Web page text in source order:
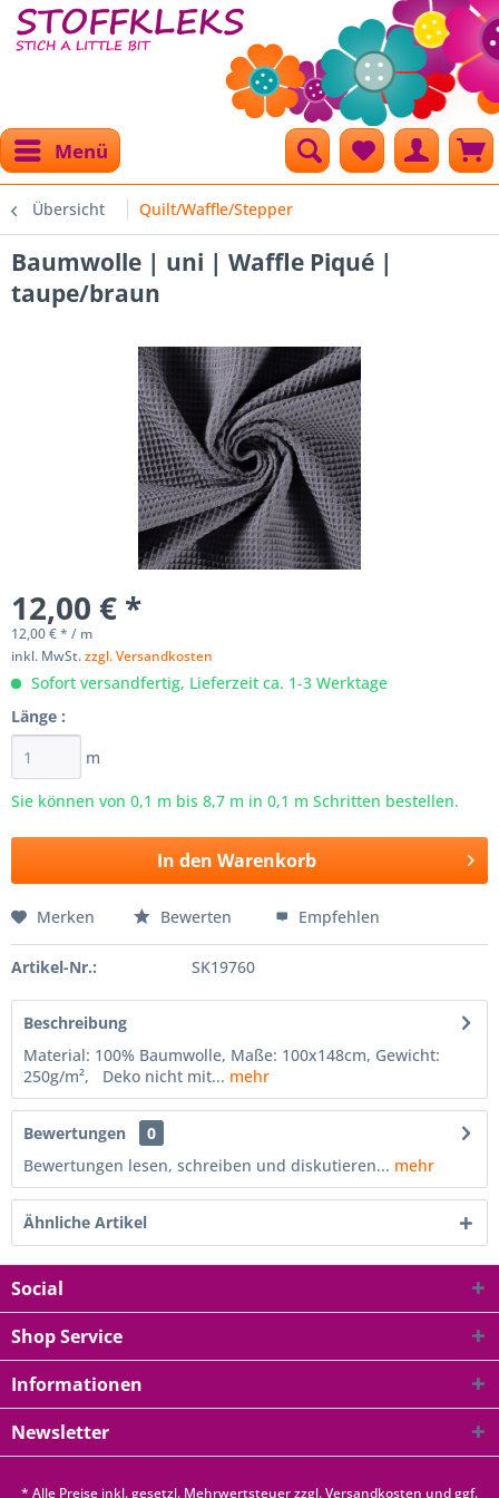
Menü
Übersicht Quilt/Waffle/Stepper
Baumwolle | uni | Waffle Piqué |
taupe/braun
12,00 € *
12,00 € * / m
inkl. MwSt.zzgl. Versandkosten
Sofort versandfertig, Lieferzeit ca. 1-3 Werktage
Länge :
m
Sie können von 0,1 m bis 8,7 m in 0,1 m Schritten bestellen.
In den Warenkorb
Merken Bewerten Empfehlen
Artikel-Nr.: SK19760
Beschreibung
Material: 100% Baumwolle, Maße: 100x148cm, Gewicht:
250g/m², Deko nicht mit... mehr
Bewertungen
0
Bewertungen lesen, schreiben und diskutieren... mehr
Ähnliche Artikel
Social
Shop Service
Informationen
Newsletter
* Alle Preise inkl. gesetzl. Mehrwertsteuer zzgl.Versandkosten und ggf.